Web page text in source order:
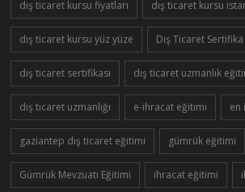
dış ticaret kursu fiyatları dış ticaret kursu
dış ticaret kursu yüz yüze Dış Ticaret
dış ticaret sertifikası dış ticaret uzmanlık
dış ticaret uzmanlığı e-ihracat eğitimi en
gaziantep dış ticaret eğitimi gümrük eğitimi
Gümrük Mevzuatı Eğitimi ihracat eğitimi